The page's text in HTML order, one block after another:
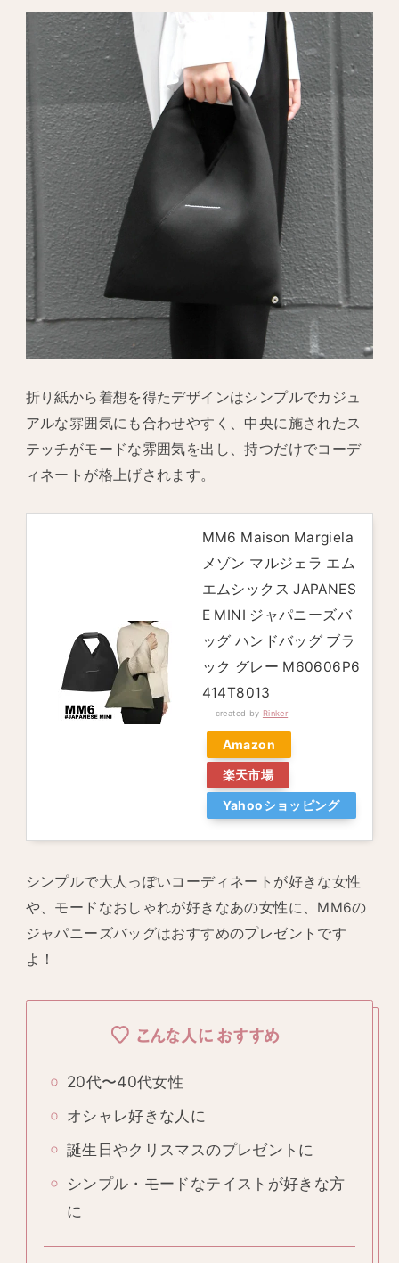
折り紙から着想を得たデザインはシンプルでカジュ
アルな雰囲気にも合わせやすく、中央に施されたス
テッチがモードな雰囲気を出し、持つだけでコーデ
ィネートが格上げされます。
MM6 Maison Margiela
メゾン マルジェラ エム
エムシックス JAPANES
E MINI ジャパニーズバ
ッグ ハンドバッグ ブラ
ック グレー M60606P6
414T8013
created by Rinker
Amazon
楽天市場
Yahooショッピング
シンプルで大人っぽいコーディネートが好きな女性
や、モードなおしゃれが好きなあの女性に、MM6の
ジャパニーズバッグはおすすめのプレゼントです
よ！
こんな人におすすめ
20代〜40代女性
オシャレ好きな人に
誕生日やクリスマスのプレゼントに
シンプル・モードなテイストが好きな方
に